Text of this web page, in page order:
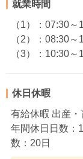
就業時間
（1）：07:30
（2）：08:30
（3）：10:30
休日休暇
有給休暇 出産・
年間休日日数：
数：20日